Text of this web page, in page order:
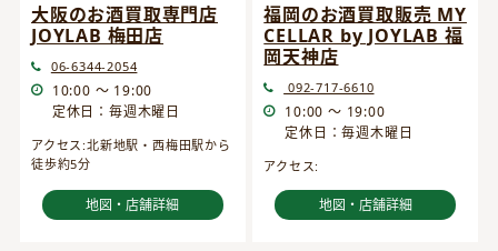
大阪のお酒買取専門店
JOYLAB 梅田店
06-6344-2054
10:00 ～ 19:00
定休日：毎週木曜日
アクセス:北新地駅・西梅田駅から
徒歩約5分
地図・店舗詳細
福岡のお酒買取販売 MY
CELLAR by JOYLAB 福
岡天神店
092-717-6610
10:00 ～ 19:00
定休日：毎週木曜日
アクセス:
地図・店舗詳細